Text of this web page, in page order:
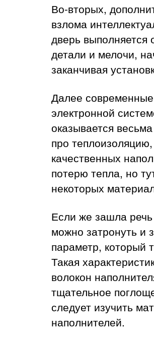
Во-вторых,
взлома
дверь выполняется
детали и мелочи,
заканчивая
Далее
электронной
оказывается
про
качественных
потерю тепла, но
некоторых
Если же зашла
можно затронуть и
параметр, который
Такая
волокон
тщательное
следует изучить
наполнителей.